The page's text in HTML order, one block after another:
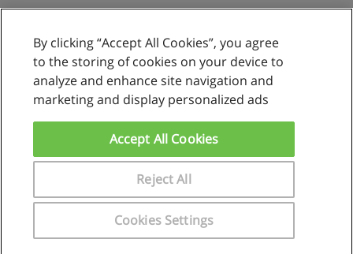
Reglas de uso
Privacidad de datos
www.educaedu.com.pe
By clicking “Accept All Cookies”, you agree
to the storing of cookies on your device to
analyze and enhance site navigation and
marketing and display personalized ads
Cookies Settings
Reject All
Accept All Cookies